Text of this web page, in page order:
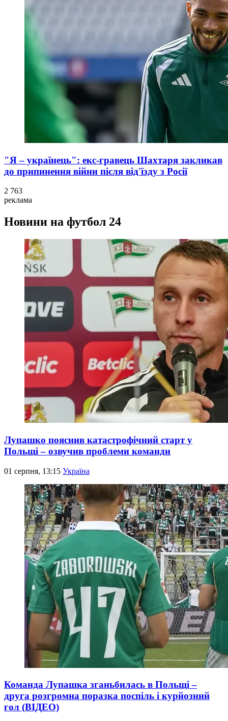
"Я – українець": екс-гравець Шахтаря закликав
до припинення війни після від'їзду з Росії
2 763
реклама
Новини на футбол 24
Лупашко пояснив катастрофічний старт у
Польщі – озвучив проблеми команди
01 серпня, 13:15 Україна
Команда Лупашка зганьбилась в Польщі –
друга розгромна поразка поспіль і курйозний
гол (ВІДЕО)